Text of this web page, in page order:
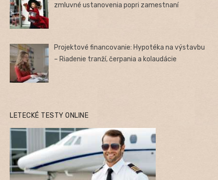
zmluvné ustanovenia popri zamestnaní
Projektové financovanie: Hypotéka na výstavbu
– Riadenie tranží, čerpania a kolaudácie
LETECKÉ TESTY ONLINE